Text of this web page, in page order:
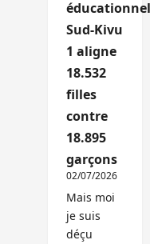
Sud-Kivu
1 aligne
18.532
filles
contre
18.895
garçons
02/07/2026
Mais moi
je suis
déçu